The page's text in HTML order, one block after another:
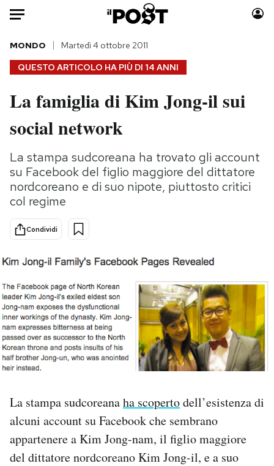
Auto
HOME
Italia
Politica
Tecnologia
Internet
Scienza
Cultura
Economia
Moda
Storie/Idee
Ok Boomer!
Media
PODCAST
NEWSLETTER
SHOP
CALENDARIO
QUESTO ARTICOLO HA PIÙ DI 14 ANNI
MONDO Martedì 4 ottobre 2011
La famiglia di Kim Jong-il sui
social network
La stampa sudcoreana ha trovato gli account
su Facebook del figlio maggiore del dittatore
nordcoreano e di suo nipote, piuttosto critici
col regime
Condividi
La stampa sudcoreanaha scopertodell’esistenza di
alcuni account su Facebook che sembrano
appartenere a Kim Jong-nam, il figlio maggiore
del dittatore nordcoreano Kim Jong-il, e a suo